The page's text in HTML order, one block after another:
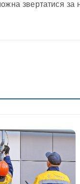
звертатися